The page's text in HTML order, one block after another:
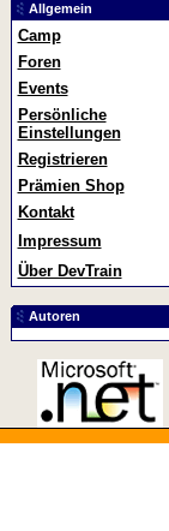
Allgemein
Camp
Foren
Events
Persönliche
Einstellungen
Registrieren
Prämien Shop
Kontakt
Impressum
Über DevTrain
Autoren